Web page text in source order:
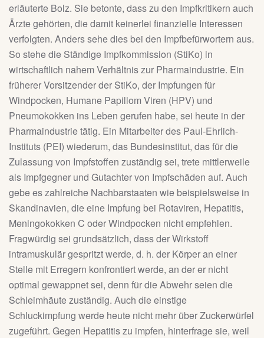
erläuterte Bolz. Sie betonte, dass zu den Impfkritikern auch
Ärzte gehörten, die damit keinerlei finanzielle Interessen
verfolgten. Anders sehe dies bei den Impfbefürwortern aus.
So stehe die Ständige Impfkommission (StiKo) in
wirtschaftlich nahem Verhältnis zur Pharmaindustrie. Ein
früherer Vorsitzender der StiKo, der Impfungen für
Windpocken, Humane Papillom Viren (HPV) und
Pneumokokken ins Leben gerufen habe, sei heute in der
Pharmaindustrie tätig. Ein Mitarbeiter des Paul-Ehrlich-
Instituts (PEI) wiederum, das Bundesinstitut, das für die
Zulassung von Impfstoffen zuständig sei, trete mittlerweile
als Impfgegner und Gutachter von Impfschäden auf. Auch
gebe es zahlreiche Nachbarstaaten wie beispielsweise in
Skandinavien, die eine Impfung bei Rotaviren, Hepatitis,
Meningokokken C oder Windpocken nicht empfehlen.
Fragwürdig sei grundsätzlich, dass der Wirkstoff
intramuskulär gespritzt werde, d. h. der Körper an einer
Stelle mit Erregern konfrontiert werde, an der er nicht
optimal gewappnet sei, denn für die Abwehr seien die
Schleimhäute zuständig. Auch die einstige
Schluckimpfung werde heute nicht mehr über Zuckerwürfel
zugeführt. Gegen Hepatitis zu impfen, hinterfrage sie, weil